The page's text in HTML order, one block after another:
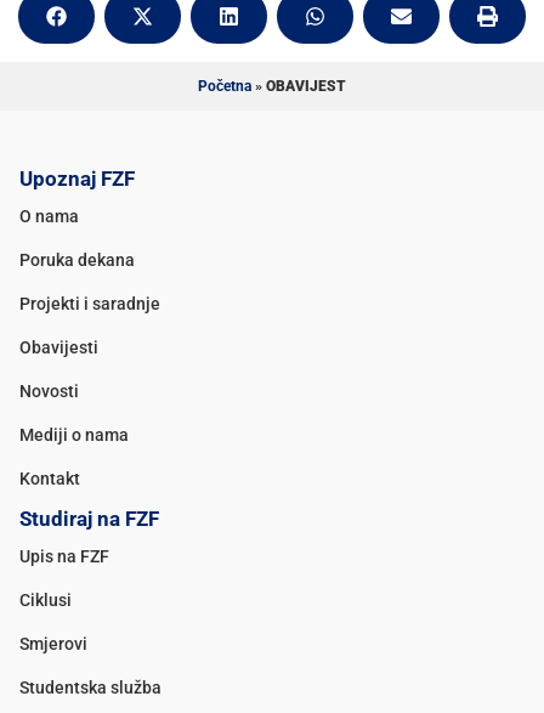
Početna » OBAVIJEST
Upoznaj FZF
O nama
Poruka dekana
Projekti i saradnje
Obavijesti
Novosti
Mediji o nama
Kontakt
Studiraj na FZF
Upis na FZF
Ciklusi
Smjerovi
Studentska služba